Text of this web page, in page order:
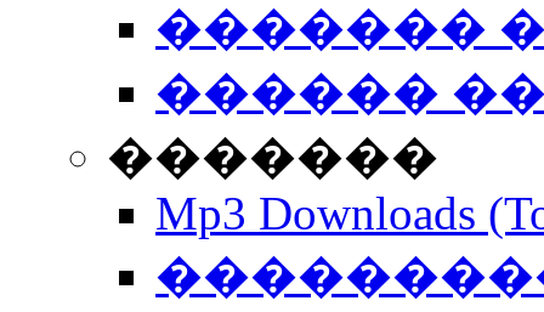
�������
������
�������
Mp3 Downloads